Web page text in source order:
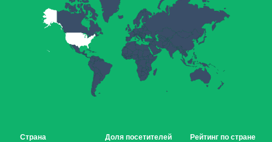
Страна Доля посетителей Рейтинг по стране